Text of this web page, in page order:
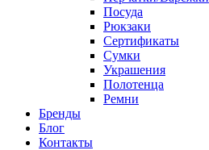
Посуда
Рюкзаки
Сертификаты
Сумки
Украшения
Полотенца
Ремни
Бренды
Блог
Контакты